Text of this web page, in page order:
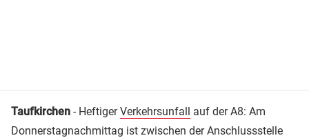
Taufkirchen - HeftigerVerkehrsunfall auf der A8: Am
Donnerstagnachmittag ist zwischen der Anschlussstelle